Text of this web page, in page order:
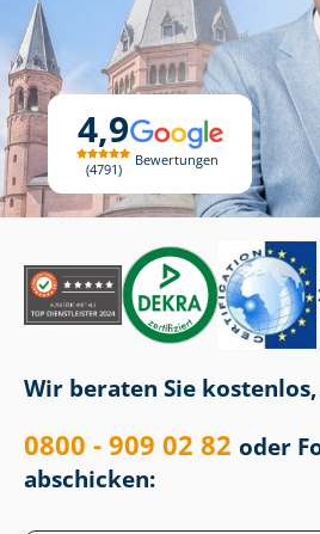
4,9
4791
Bewertungen
Wir beraten Sie
0800 - 909 02 82 oder
abschicken: